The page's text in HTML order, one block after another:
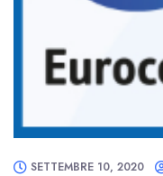
SETTEMBRE 10, 2020